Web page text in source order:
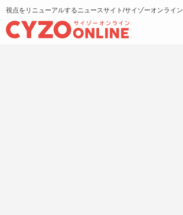
視点をリニューアルするニュースサイト/サイゾーオンライン